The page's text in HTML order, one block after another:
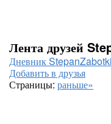
Лента друзей
Дневник
Добавить в друзья
Страницы: раньше»